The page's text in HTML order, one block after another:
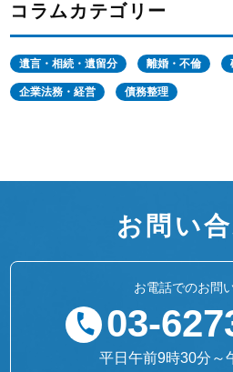
コラムカテゴリー
遺言・相続・遺留分 離婚・不倫
企業法務・経営 債務整理
お問い
お電話でのお問
03-
平日午前9時30分～